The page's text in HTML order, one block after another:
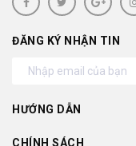
ĐĂNG KÝ NHẬN TIN
HƯỚNG DẪN
CHÍNH SÁCH